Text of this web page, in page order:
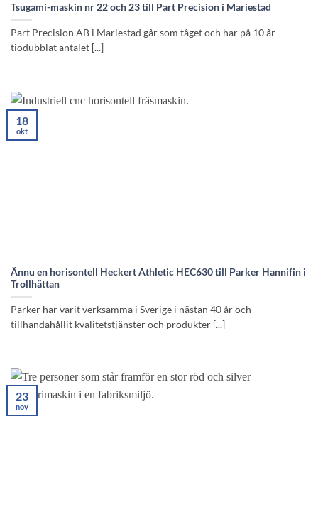
Tsugami-maskin nr 22 och 23 till Part Precision i Mariestad
Part Precision AB i Mariestad går som tåget och har på 10 år
tiodubblat antalet [...]
Ännu en horisontell Heckert Athletic HEC630 till Parker Hannifin i
Trollhättan
Parker har varit verksamma i Sverige i nästan 40 år och
tillhandahållit kvalitetstjänster och produkter [...]
18
okt
23
nov